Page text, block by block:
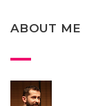
ABOUT ME